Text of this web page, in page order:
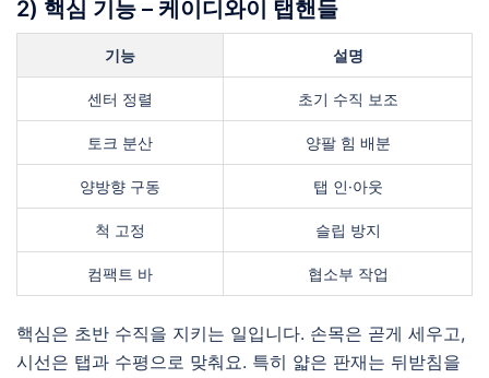
2) 핵심 기능 – 케이디와이 탭핸들
기능 설명
센터 정렬 초기 수직 보조
토크 분산 양팔 힘 배분
양방향 구동 탭 인·아웃
척 고정 슬립 방지
컴팩트 바 협소부 작업
핵심은 초반 수직을 지키는 일입니다. 손목은 곧게 세우고,
시선은 탭과 수평으로 맞춰요. 특히 얇은 판재는 뒤받침을